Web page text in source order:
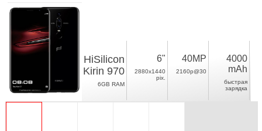
HiSilicon
Kirin 970
6GB RAM
6"
2880x1440
pix.
40MP
2160p@30
4000
mAh
быстрая
зарядка